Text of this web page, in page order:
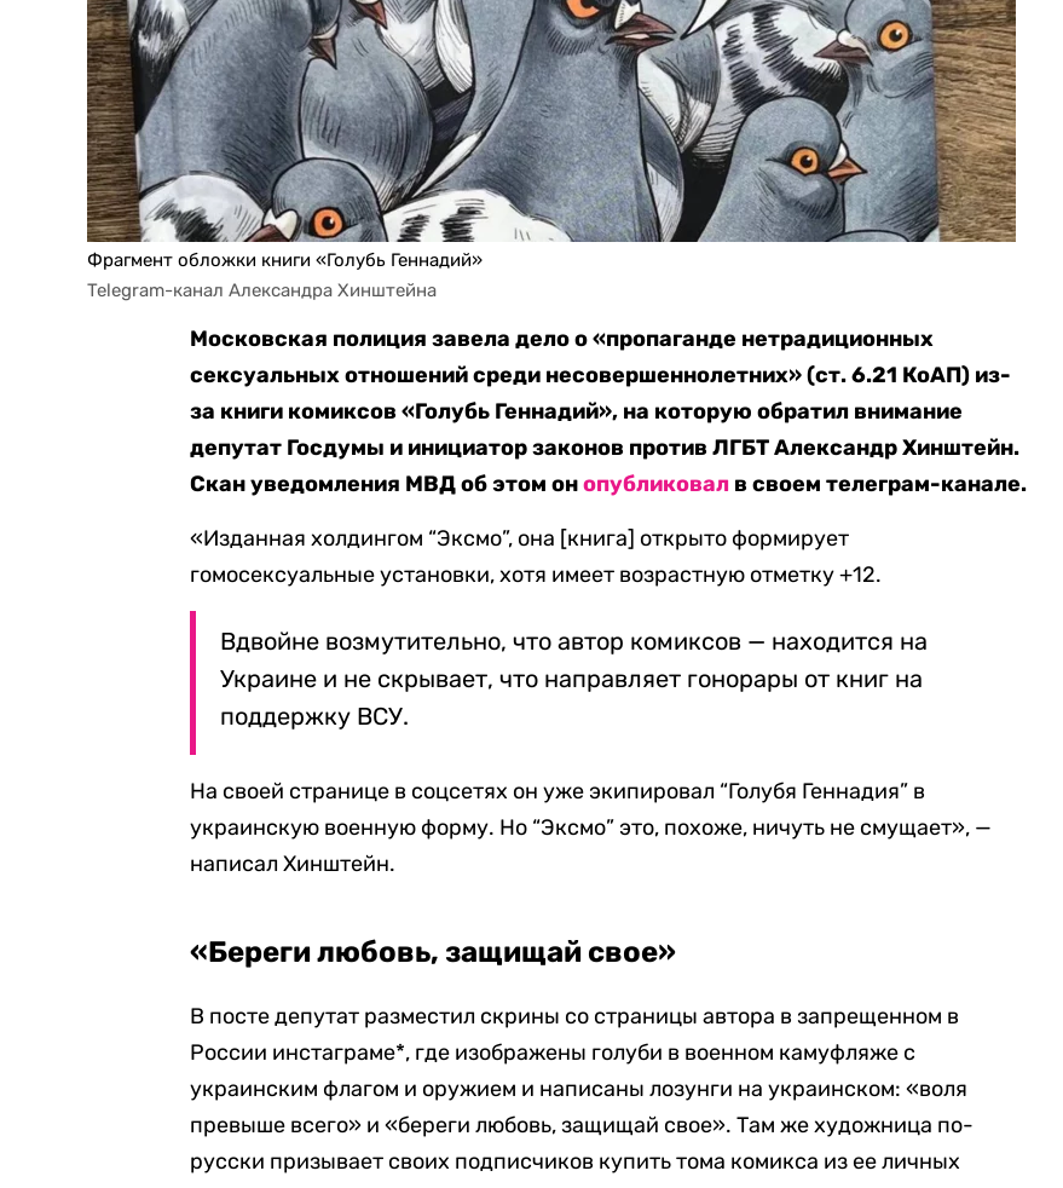
Фрагмент обложки книги «Голубь Геннадий»
Telegram-канал Александра Хинштейна
Московская полиция завела дело о «пропаганде нетрадиционных
сексуальных отношений среди несовершеннолетних» (ст. 6.21 КоАП) из-
за книги комиксов «Голубь Геннадий», на которую обратил внимание
депутат Госдумы и инициатор законов против ЛГБТ Александр Хинштейн.
Скан уведомления МВД об этом онопубликовал в своем телеграм-канале.
«Изданная холдингом “Эксмо”, она [книга] открыто формирует
гомосексуальные установки, хотя имеет возрастную отметку +12.
Вдвойне возмутительно, что автор комиксов — находится на
Украине и не скрывает, что направляет гонорары от книг на
поддержку ВСУ.
На своей странице в соцсетях он уже экипировал “Голубя Геннадия” в
украинскую военную форму. Но “Эксмо” это, похоже, ничуть не смущает», —
написал Хинштейн.
«Береги любовь, защищай свое»
В посте депутат разместил скрины со страницы автора в запрещенном в
России инстаграме*, где изображены голуби в военном камуфляже с
украинским флагом и оружием и написаны лозунги на украинском: «воля
превыше всего» и «береги любовь, защищай свое». Там же художница по-
русски призывает своих подписчиков купить тома комикса из ее личных